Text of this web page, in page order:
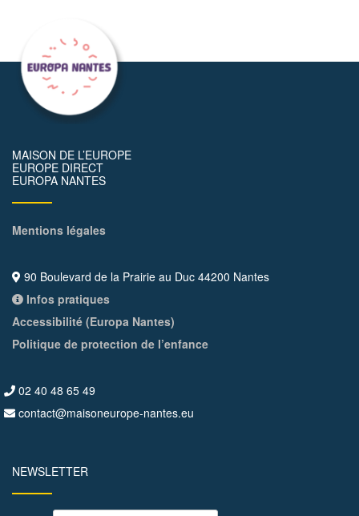
MAISON DE L’EUROPE
EUROPE DIRECT
EUROPA NANTES
Mentions légales
90 Boulevard de la Prairie au Duc 44200 Nantes
Infos pratiques
Accessibilité (Europa Nantes)
Politique de protection de l’enfance
02 40 48 65 49
contact@maisoneurope-nantes.eu
NEWSLETTER